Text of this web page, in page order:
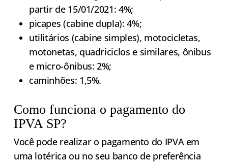
partir de 15/01/2021: 4%;
picapes (cabine dupla): 4%;
utilitários (cabine simples), motocicletas,
motonetas, quadriciclos e similares, ônibus
e micro-ônibus: 2%;
caminhões: 1,5%.
Como funciona o pagamento do
IPVA SP?
Você pode realizar o pagamento do IPVA em
uma lotérica ou no seu banco de preferência